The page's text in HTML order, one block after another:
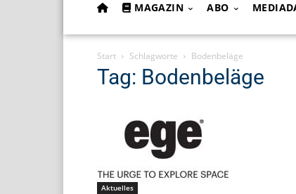
MAGAZIN ABO
Start Schlagworte Bodenbeläge
Tag: Bodenbeläge
Aktuelles